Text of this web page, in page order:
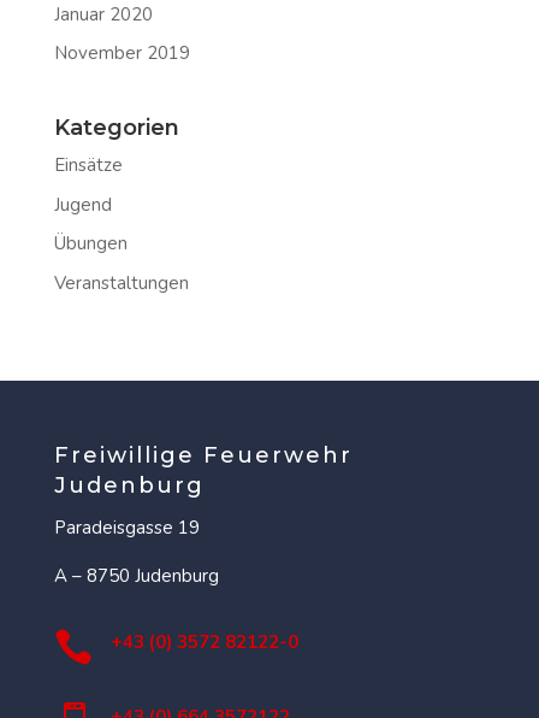
Januar 2020
November 2019
Kategorien
Einsätze
Jugend
Übungen
Veranstaltungen
Freiwillige Feuerwehr
Judenburg
Paradeisgasse 19
A – 8750 Judenburg
 +43 (0) 3572 82122-0